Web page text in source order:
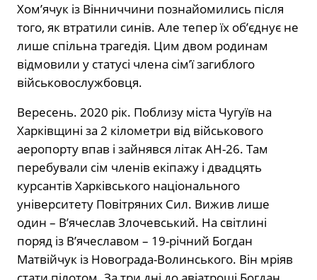
Хом’ячук із Вінниччини познайомились після
того, як втратили синів. Але тепер їх об’єднує не
лише спільна трагедія. Цим двом родинам
відмовили у статусі члена сім’ї загиблого
військовослужбовця.
Вересень. 2020 рік. Поблизу міста Чугуїв на
Харківщині за 2 кілометри від військового
аеропорту впав і зайнявся літак АН-26. Там
перебували сім членів екіпажу і двадцять
курсантів Харківського національного
університету Повітряних Сил. Вижив лише
один – В’ячеслав Злочевський. На світлині
поряд із В’ячеславом – 19-річний Богдан
Матвійчук із Новограда-Волинського. Він мріяв